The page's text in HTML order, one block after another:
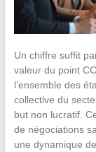
Un chiffre suffit
valeur du point
l’ensemble des
collective du
but non lucratif.
de négociations
une dynamique